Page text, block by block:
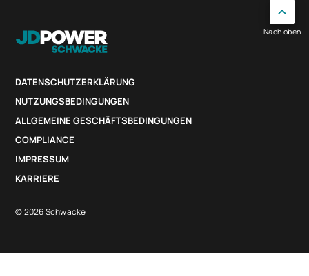
DATENSCHUTZERKLÄRUNG
NUTZUNGSBEDINGUNGEN
ALLGEMEINE GESCHÄFTSBEDINGUNGEN
COMPLIANCE
IMPRESSUM
KARRIERE
© 2026 Schwacke
Nach oben